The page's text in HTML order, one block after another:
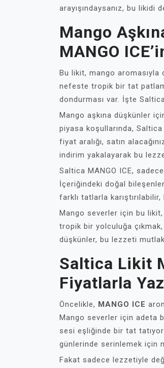
arayışındaysanız, bu likidi
Mango
MANGO
Bu likit, mango
nefeste tropik bir tat
dondurması var. İşte
Mango aşkına düşkünler
piyasa koşullarında,
fiyat aralığı, satın
indirim yakalayarak bu
Saltica MANGO ICE,
İçeriğindeki doğal
farklı tatlarla
Mango severler için bu
tropik bir yolculuğa
düşkünler, bu lezzeti
Saltica Likit
Fiyatlarla
Öncelikle, MANGO ICE
Mango severler için adeta
sesi eşliğinde bir tat
günlerinde serinlemek için
Fakat sadece lezzetiyle